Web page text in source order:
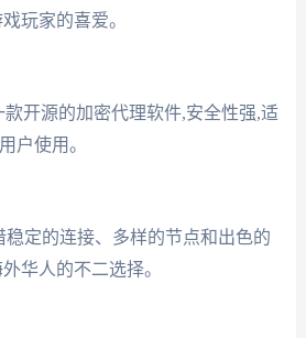
玩家的喜爱。
款开源的加密代理软件,安全性强,适
户使用。
稳定的连接、多样的节点和出色的
华人的不二选择。